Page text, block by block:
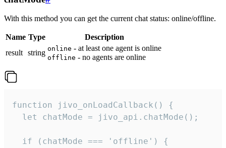
With this method you can get the current chat status: online/offline.
Name Type
Description
result string online - at least one agent is online
offline - no agents are online
function jivo_onLoadCallback() {
  let chatMode = jivo_api.chatMode();
  if (chatMode === 'offline') {